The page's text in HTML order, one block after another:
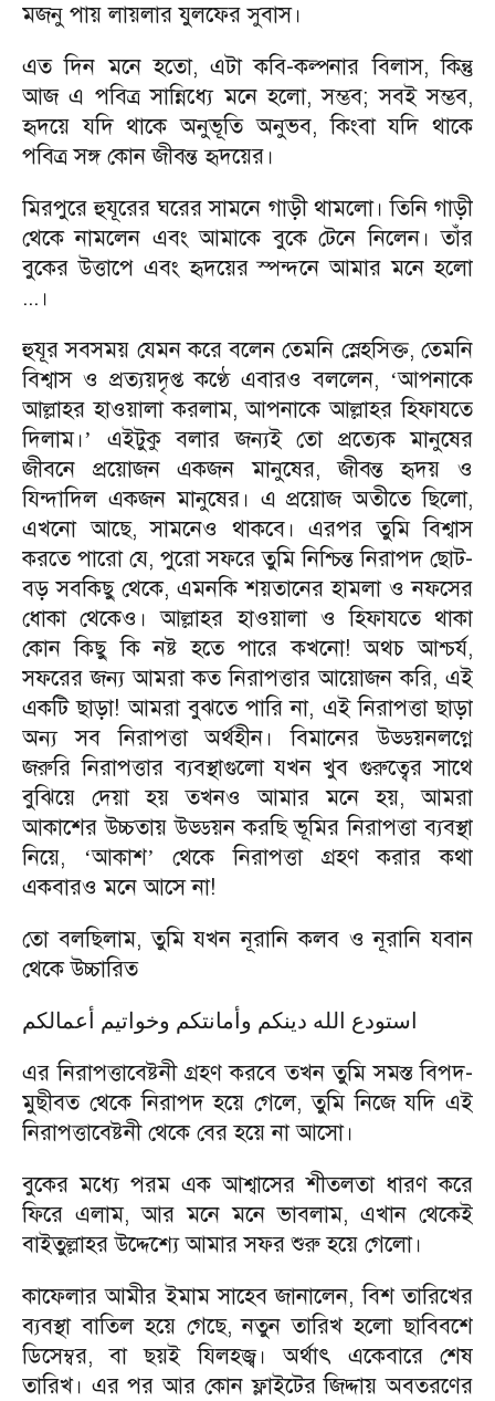
মজনু পায় লায়লার যুলফের সুবাস।
এত দিন মনে হতো, এটা কবি-কল্পনার বিলাস, কিন্তু
আজ এ পবিত্র সান্নিধ্যে মনে হলো, সম্ভব; সবই সম্ভব,
হৃদয়ে যদি থাকে অনুভূতি অনুভব, কিংবা যদি থাকে
পবিত্র সঙ্গ কোন জীবন্ত হৃদয়ের।
মিরপুরে হুযূরের ঘরের সামনে গাড়ী থামলো। তিনি গাড়ী
থেকে নামলেন এবং আমাকে বুকে টেনে নিলেন। তাঁর
বুকের উত্তাপে এবং হৃদয়ের স্পন্দনে আমার মনে হলো
...।
হুযূর সবসময় যেমন করে বলেন তেমনি স্নেহসিক্ত, তেমনি
বিশ্বাস ও প্রত্যয়দৃপ্ত কণ্ঠে এবারও বললেন, ‘আপনাকে
আল্লাহর হাওয়ালা করলাম, আপনাকে আল্লাহর হিফাযতে
দিলাম।’
এইটুকু বলার জন্যই তো প্রত্যেক মানুষের
জীবনে প্রয়োজন একজন মানুষের, জীবন্ত হৃদয় ও
যিন্দাদিল একজন মানুষের। এ প্রয়োজ অতীতে ছিলো,
এখনো আছে, সামনেও থাকবে। এরপর তুমি বিশ্বাস
করতে পারো যে, পুরো সফরে তুমি নিশ্চিন্ত নিরাপদ ছোট-
বড় সবকিছু থেকে, এমনকি শয়তানের হামলা ও নফসের
ধোকা থেকেও। আল্লাহর হাওয়ালা ও হিফাযতে থাকা
কোন কিছু কি নষ্ট হতে পারে কখনো! অথচ আশ্চর্য,
সফরের জন্য আমরা কত নিরাপত্তার আয়োজন করি, এই
একটি ছাড়া! আমরা বুঝতে পারি না, এই নিরাপত্তা ছাড়া
অন্য সব নিরাপত্তা অর্থহীন। বিমানের উড্ডয়নলগ্নে
জরুরি নিরাপত্তার ব্যবস্থাগুলো যখন খুব গুরুত্বের সাথে
বুঝিয়ে দেয়া হয় তখনও আমার মনে হয়, আমরা
আকাশের উচ্চতায় উড্ডয়ন করছি ভূমির নিরাপত্তা ব্যবস্থা
নিয়ে,
‘আকাশ’
থেকে নিরাপত্তা গ্রহণ করার কথা
একবারও মনে আসে না!
তো বলছিলাম, তুমি যখন নূরানি কলব ও নূরানি যবান
থেকে উচ্চারিত
استودع الله دينكم وأمانتكم وخواتيم أعمالكم
এর নিরাপত্তাবেষ্টনী গ্রহণ করবে তখন তুমি সমস্ত বিপদ-
মুছীবত থেকে নিরাপদ হয়ে গেলে, তুমি নিজে যদি এই
নিরাপত্তাবেষ্টনী থেকে বের হয়ে না আসো।
বুকের মধ্যে পরম এক আশ্বাসের শীতলতা ধারণ করে
ফিরে এলাম, আর মনে মনে ভাবলাম, এখান থেকেই
বাইতুল্লাহর উদ্দেশ্যে আমার সফর শুরু হয়ে গেলো।
কাফেলার আমীর ইমাম সাহেব জানালেন, বিশ তারিখের
ব্যবস্থা বাতিল হয়ে গেছে, নতুন তারিখ হলো ছাবিবশে
ডিসেম্বর, বা ছয়ই যিলহজ্ব। অর্থাৎ একেবারে শেষ
তারিখ। এর পর আর কোন ফ্লাইটের জিদ্দায় অবতরণের